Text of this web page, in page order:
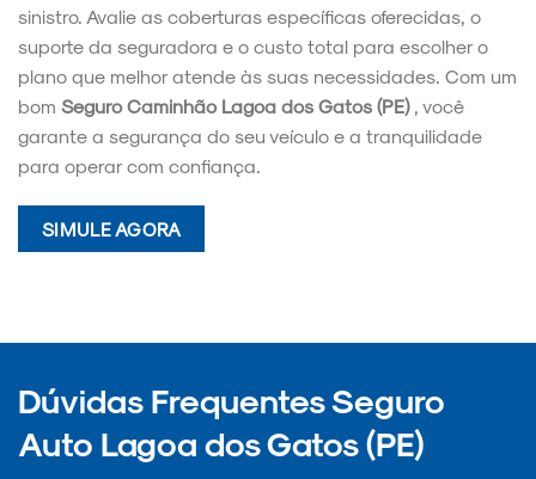
sinistro. Avalie as coberturas específicas oferecidas, o
suporte da seguradora e o custo total para escolher o
plano que melhor atende às suas necessidades. Com um
bom Seguro Caminhão Lagoa dos Gatos (PE) , você
garante a segurança do seu veículo e a tranquilidade
para operar com confiança.
SIMULE AGORA
Dúvidas Frequentes Seguro
Auto Lagoa dos Gatos (PE)